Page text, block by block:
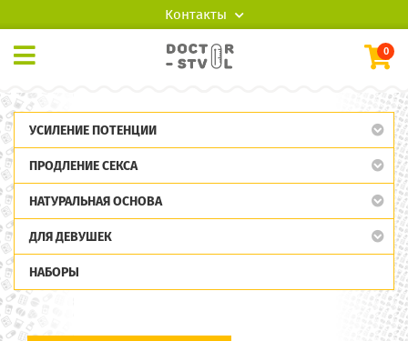
Контакты
0
УСИЛЕНИЕ ПОТЕНЦИИ
ПРОДЛЕНИЕ СЕКСА
НАТУРАЛЬНАЯ ОСНОВА
ДЛЯ ДЕВУШЕК
НАБОРЫ